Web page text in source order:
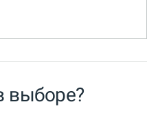
выборе?